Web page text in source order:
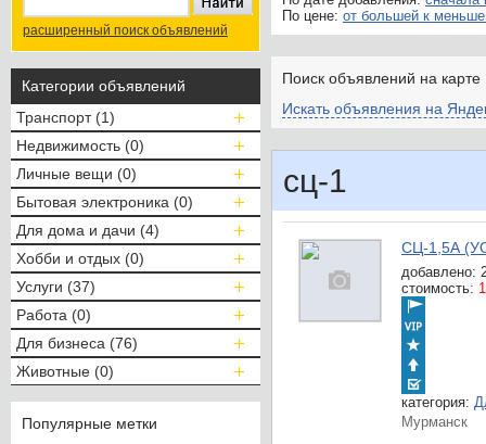
По цене: от большей к
Поиск объявлений на карте
Искать объявления на
сц-1
СЦ-1,5А
добавлено:
стоимость:
категория:
Мурманск
расширенный поиск объявлений
Категории объявлений
Транспорт (1)
Недвижимость (0)
Личные вещи (0)
Бытовая электроника (0)
Для дома и дачи (4)
Хобби и отдых (0)
Услуги (37)
Работа (0)
Для бизнеса (76)
Животные (0)
Популярные метки